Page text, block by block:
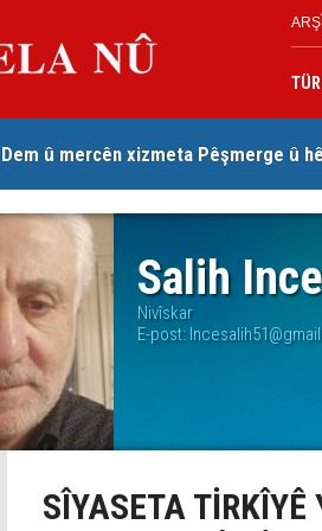
Dem û mercên xizmeta Pêşmerge û
Jina Kurd Şemsî Xusrevi, bi îdamê re
Salih Ince
Nivîskar
E-post:
SÎYASETA TİRKÎYÊ